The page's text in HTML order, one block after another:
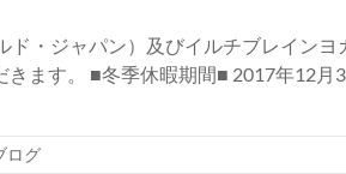
ド・ジャパン）及びイルチブレイン
ます。 ■冬季休暇期間■ 2017年12月
ログ